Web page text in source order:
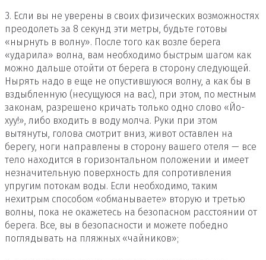
3. Если вы не уверены в своих физических возможностях
преодолеть за 8 секунд эти метры, будьте готовы
«нырнуть в волну». После того как возле берега
«ударила» волна, вам необходимо быстрым шагом как
можно дальше отойти от берега в сторону следующей.
Нырять надо в еще не опустившуюся волну, а как бы в
вздыбленную (несущуюся на вас), при этом, по местным
законам, разрешено кричать только одно слово «Йо-
хуу!», либо входить в воду молча. Руки при этом
вытянуты, голова смотрит вниз, живот оставлен на
берегу, ноги направлены в сторону вашего отеля — все
тело находится в горизонтальном положении и имеет
незначительную поверхность для сопротивления
упругим потокам воды. Если необходимо, таким
нехитрым способом «обманываете» вторую и третью
волны, пока не окажетесь на безопасном расстоянии от
берега. Все, вы в безопасности и можете победно
поглядывать на пляжных «чайников»;